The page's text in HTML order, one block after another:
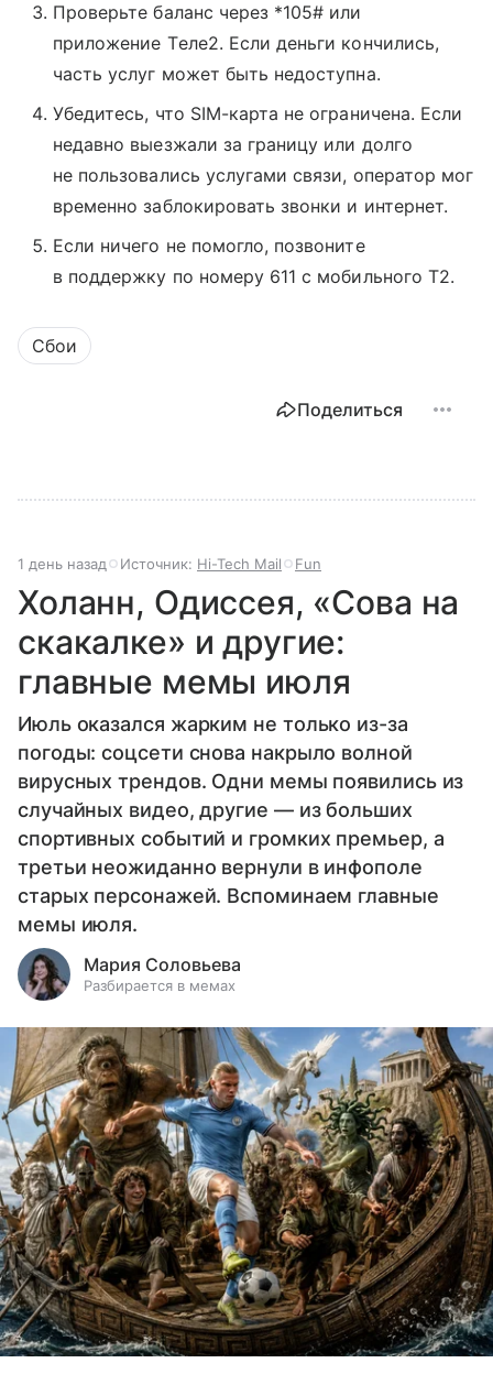
Проверьте баланс через *105# или
приложение Tеле2. Если деньги кончились,
часть услуг может быть недоступна.
Убедитесь, что SIM-карта не ограничена. Если
недавно выезжали за границу или долго
не пользовались услугами связи, оператор мог
временно заблокировать звонки и интернет.
Если ничего не помогло, позвоните
в поддержку по номеру 611 с мобильного T2.
Сбои
Поделиться
1 день назад Источник: Hi-Tech Mail Fun
Холанн, Одиссея, «Сова на
скакалке» и другие:
главные мемы июля
Июль оказался жарким не только из-за
погоды: соцсети снова накрыло волной
вирусных трендов. Одни мемы появились из
случайных видео, другие — из больших
спортивных событий и громких премьер, а
третьи неожиданно вернули в инфополе
старых персонажей. Вспоминаем главные
мемы июля.
Мария Соловьева
Разбирается в мемах